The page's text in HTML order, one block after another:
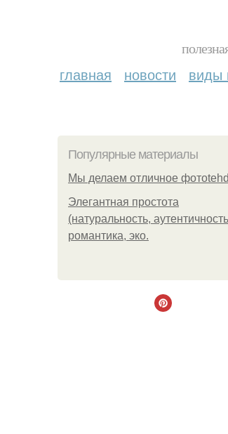
главная новости виды
Популярные материалы
Мы делаем отличное
Элегантная простота
(натуральность,
романтика, эко.